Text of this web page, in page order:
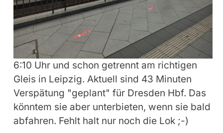
6:10 Uhr und schon getrennt am richtigen
Gleis in Leipzig. Aktuell sind 43 Minuten
Verspätung "geplant" für Dresden Hbf. Das
könntem sie aber unterbieten, wenn sie bald
abfahren. Fehlt halt nur noch die Lok ;-)